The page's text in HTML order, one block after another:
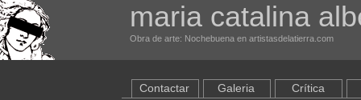
maria catalina
Obra de arte: Nochebuena en artistasdelatierra.com
Contactar Galeria Crítica